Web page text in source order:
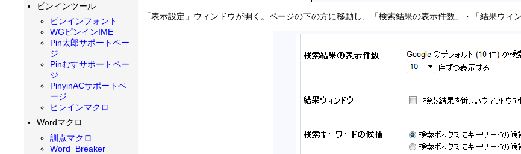
「表示設定」ウィンドウが開く。ページの下の方に移動し、「検索結果の表示件数」・「結果ウィ
ピンインツール
ピンインフォント
WGピンインIME
Pin太郎サポートペー
ジ
Pinむすサポートペー
ジ
PinyinACサポートペ
ージ
ピンインマクロ
Wordマクロ
訓点マクロ
Word_Breaker